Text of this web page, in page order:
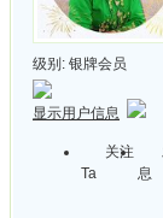
级别: 银牌会员
显示用户信息
关注
Ta
息